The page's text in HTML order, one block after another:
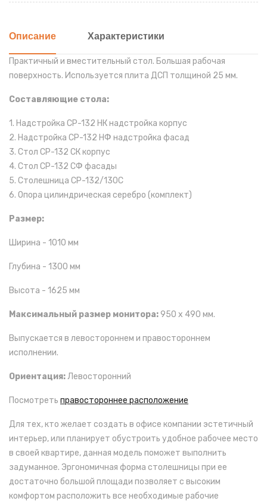
Описание Характеристики
Практичный и вместительный стол. Большая рабочая
поверхность. Используется плита ДСП толщиной 25 мм.
Составляющие стола:
1. Надстройка СР-132 НК надстройка корпус
2. Надстройка СР-132 НФ надстройка фасад
3. Стол СР-132 СК корпус
4. Стол СР-132 СФ фасады
5. Столешница СР-132/130С
6. Опора цилиндрическая серебро (комплект)
Размер:
Ширина - 1010 мм
Глубина - 1300 мм
Высота - 1625 мм
Максимальный размер монитора: 950 х 490 мм.
Выпускается в левостороннем и правостороннем
исполнении.
Ориентация:Левосторонний
Посмотреть правостороннее расположение
Для тех, кто желает создать в офисе компании эстетичный
интерьер, или планирует обустроить удобное рабочее место
в своей квартире, данная модель поможет выполнить
задуманное. Эргономичная форма столешницы при ее
достаточно большой площади позволяет с высоким
комфортом расположить все необходимые рабочие